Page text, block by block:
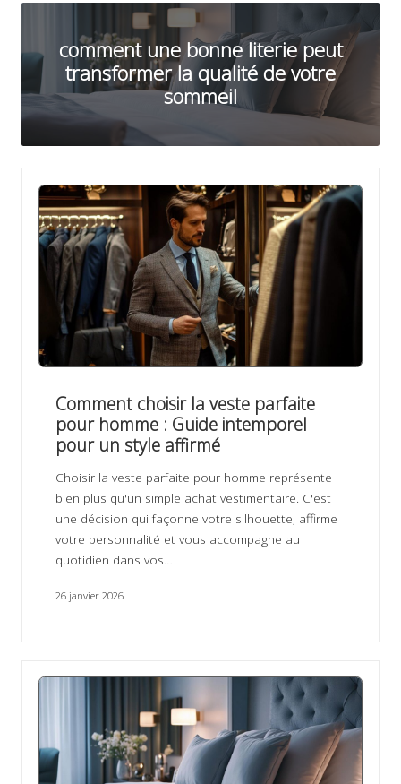
comment une bonne literie peut
transformer la qualité de votre
sommeil
Comment choisir la veste parfaite
pour homme : Guide intemporel
pour un style affirmé
Choisir la veste parfaite pour homme représente
bien plus qu'un simple achat vestimentaire. C'est
une décision qui façonne votre silhouette, affirme
votre personnalité et vous accompagne au
quotidien dans vos…
26 janvier 2026